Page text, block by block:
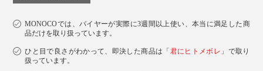
MONOCOでは、バイヤーが実際に3週間以上使い、本当に満足した商
品だけを取り扱っています。
ひと目で良さがわかって、即決した商品は「 君にヒトメボレ 」で取り
扱っています。